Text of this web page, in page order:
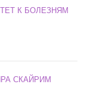
К БОЛЕЗНЯМ
СКАЙРИМ